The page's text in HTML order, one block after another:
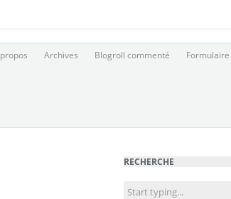
Archives Blogroll commenté
RECHERCHE